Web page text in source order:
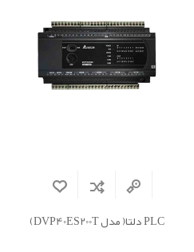
PLC دلتا( مدل DVP40ES200T)